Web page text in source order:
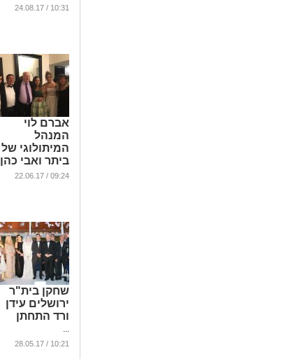
10:31 / 24.08.17
אברם לוי
המנהל
המיתולוגי של
ביתר ואבי כהן
שחקן העבר
09:24 / 22.06.17
שחקן בית"ר
ירושלים עידן
ורד התחתן
...
10:21 / 28.05.17